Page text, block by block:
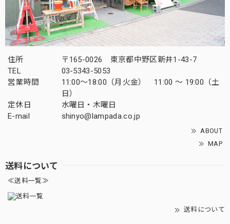
住所
〒165-0026 東京都中野区新井1-43-7
TEL
03-5343-5053
営業時間
11:00～18:00（月火金） 11:00 ～ 19:00（土
日）
定休日
水曜日・木曜日
E-mail
shinyo@lampada.co.jp
ABOUT
MAP
送料について
≪送料一覧≫
送料について